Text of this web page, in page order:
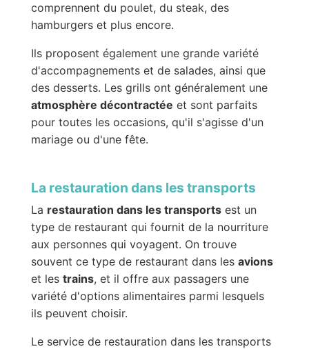
comprennent du poulet, du steak, des
hamburgers et plus encore.
Ils proposent également une grande variété
d'accompagnements et de salades, ainsi que
des desserts. Les grills ont généralement une
atmosphère décontractée et sont parfaits
pour toutes les occasions, qu'il s'agisse d'un
mariage ou d'une fête.
La restauration dans les transports
La restauration dans les transportsest un
type de restaurant qui fournit de la nourriture
aux personnes qui voyagent. On trouve
souvent ce type de restaurant dans les avions
et les trains, et il offre aux passagers une
variété d'options alimentaires parmi lesquels
ils peuvent choisir.
Le service de restauration dans les transports